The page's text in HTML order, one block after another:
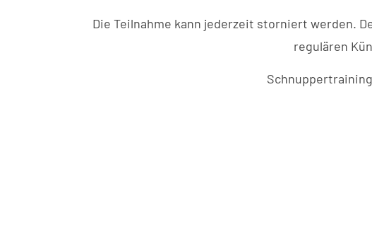
Die Teilnahme kann jederzeit storniert werden.
regulären